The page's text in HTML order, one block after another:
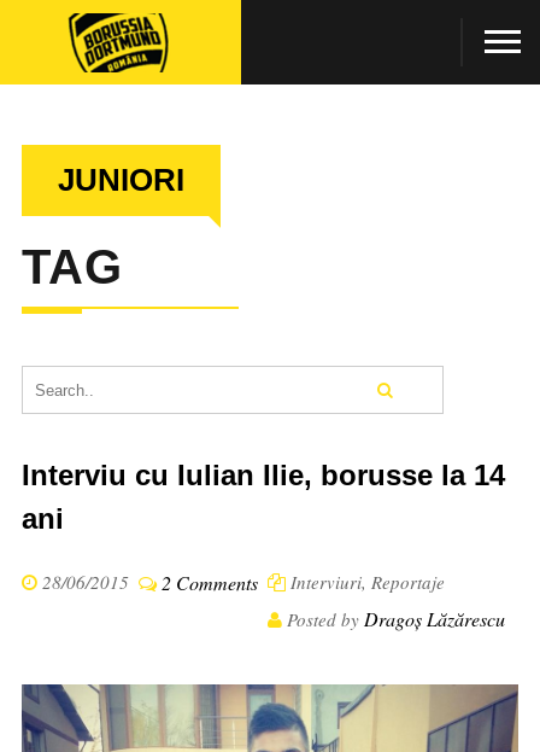
JUNIORI
TAG
Interviu cu Iulian Ilie, borusse la 14
ani
28/06/2015 2 Comments Interviuri, Reportaje
Posted by Dragoș Lăzărescu